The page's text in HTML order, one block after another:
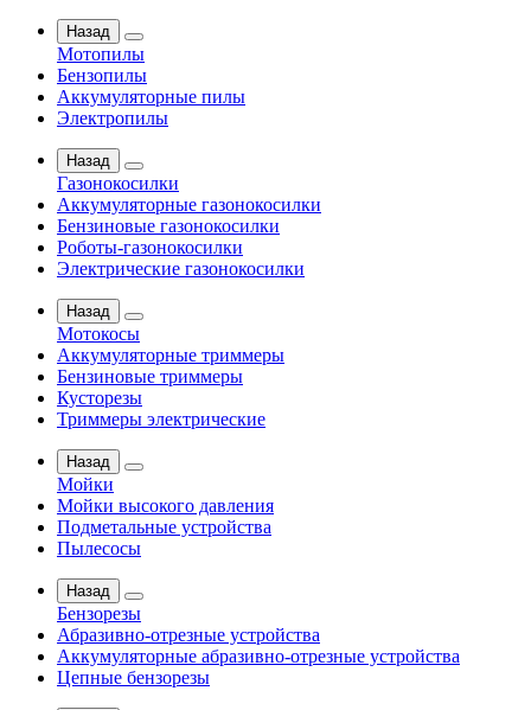
Назад
Мотопилы
Бензопилы
Аккумуляторные пилы
Электропилы
Назад
Газонокосилки
Аккумуляторные газонокосилки
Бензиновые газонокосилки
Роботы-газонокосилки
Электрические газонокосилки
Назад
Мотокосы
Аккумуляторные триммеры
Бензиновые триммеры
Кусторезы
Триммеры электрические
Назад
Мойки
Мойки высокого давления
Подметальные устройства
Пылесосы
Назад
Бензорезы
Абразивно-отрезные устройства
Аккумуляторные абразивно-отрезные устройства
Цепные бензорезы